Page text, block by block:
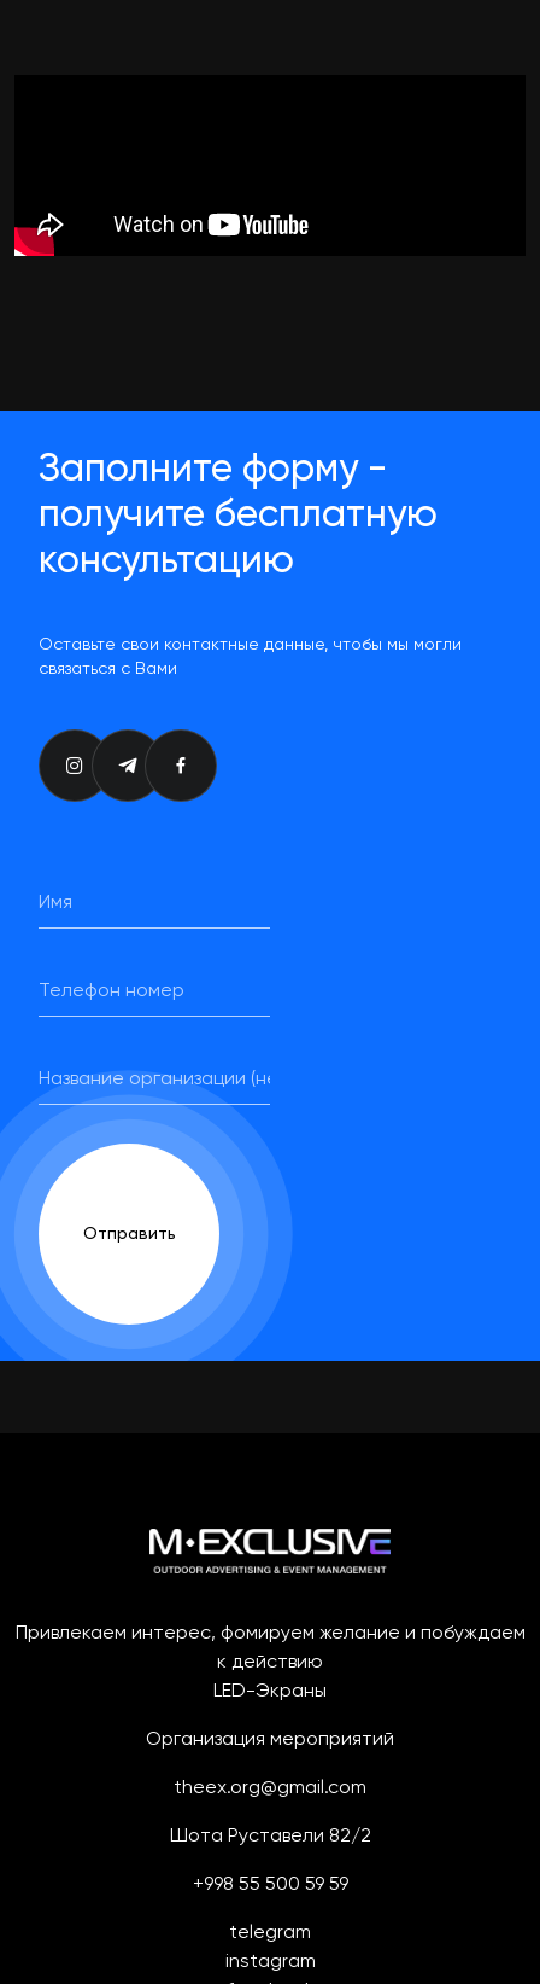
Заполните форму -
получите бесплатную
консультацию
Оставьте свои контактные данные, чтобы мы могли
связаться с Вами
Отправить
Привлекаем интерес, фомируем желание и побуждаем
к действию
LED-Экраны
Организация мероприятий
theex.org@gmail.com
Шота Руставели 82/2
+998 55 500 59 59
telegram
instagram